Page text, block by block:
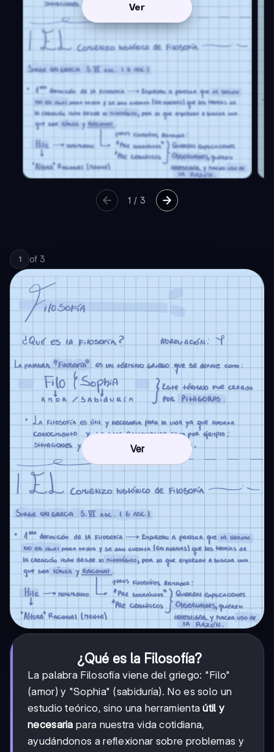
Ver
1 / 3
1 of 3
Ver
¿Qué es la Filosofía?
La palabra Filosofía viene del griego: "Filo"
(amor) y "Sophia" (sabiduría). No es solo un
estudio teórico, sino una herramientaútil y
necesaria para nuestra vida cotidiana,
ayudándonos a reflexionar sobre problemas y